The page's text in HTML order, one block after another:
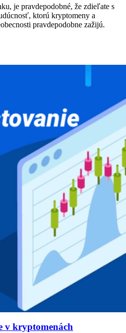
je pravdepodobné, že zdieľate s
ktorú kryptomeny a
pravdepodobne zažijú.
v kryptomenách